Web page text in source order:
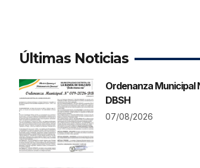
Últimas Noticias
Ordenanza Municipal
DBSH
07/08/2026